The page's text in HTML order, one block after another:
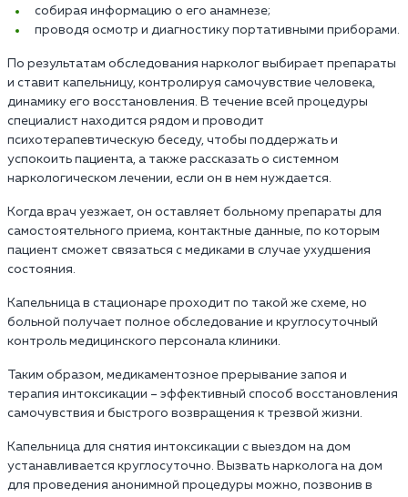
собирая информацию о его анамнезе;
проводя осмотр и диагностику портативными приборами.
По результатам обследования нарколог выбирает препараты
и ставит капельницу, контролируя самочувствие человека,
динамику его восстановления. В течение всей процедуры
специалист находится рядом и проводит
психотерапевтическую беседу, чтобы поддержать и
успокоить пациента, а также рассказать о системном
наркологическом лечении, если он в нем нуждается.
Когда врач уезжает, он оставляет больному препараты для
самостоятельного приема, контактные данные, по которым
пациент сможет связаться с медиками в случае ухудшения
состояния.
Капельница в стационаре проходит по такой же схеме, но
больной получает полное обследование и круглосуточный
контроль медицинского персонала клиники.
Таким образом, медикаментозное прерывание запоя и
терапия интоксикации – эффективный способ восстановления
самочувствия и быстрого возвращения к трезвой жизни.
Капельница для снятия интоксикации с выездом на дом
устанавливается круглосуточно. Вызвать нарколога на дом
для проведения анонимной процедуры можно, позвонив в